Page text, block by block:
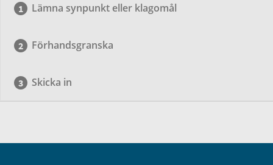
Lämna synpunkt eller klagomål
Förhandsgranska
Skicka in